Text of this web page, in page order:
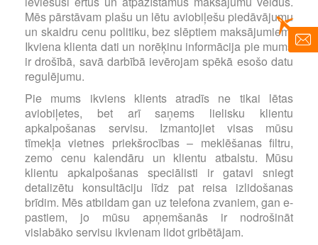
Mēs pārstāvam plašu un lētu aviobiļešu piedāvājumu
un skaidru cenu politiku, bez slēptiem maksājumiem.
Ikviena klienta dati un norēķinu informācija pie mums
ir drošībā, savā darbībā ievērojam spēkā esošo datu
regulējumu.
Pie mums ikviens klients atradīs ne tikai lētas
aviobiļetes, bet arī saņems lielisku klientu
apkalpošanas servisu. Izmantojiet visas mūsu
tīmekļa vietnes priekšrocības – meklēšanas filtru,
zemo cenu kalendāru un klientu atbalstu. Mūsu
klientu apkalpošanas speciālisti ir gatavi sniegt
detalizētu konsultāciju līdz pat reisa izlidošanas
brīdim. Mēs atbildam gan uz telefona zvaniem, gan e-
pastiem, jo mūsu apņemšanās ir nodrošināt
vislabāko servisu ikvienam lidot gribētājam.